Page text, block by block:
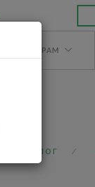
ДИЛЕРАМ
КАТАЛОГ